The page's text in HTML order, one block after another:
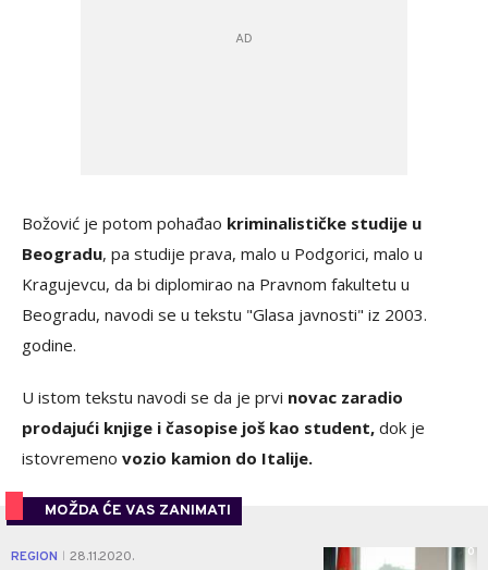
Božović je potom pohađao kriminalističke studije u
Beogradu, pa studije prava, malo u Podgorici, malo u
Kragujevcu, da bi diplomirao na Pravnom fakultetu u
Beogradu, navodi se u tekstu "Glasa javnosti" iz 2003.
godine.
U istom tekstu navodi se da je prvi novac zaradio
prodajući knjige i časopise još kao student, dok je
istovremeno vozio kamion do Italije.
MOŽDA ĆE VAS ZANIMATI
REGION 28.11.2020. 0